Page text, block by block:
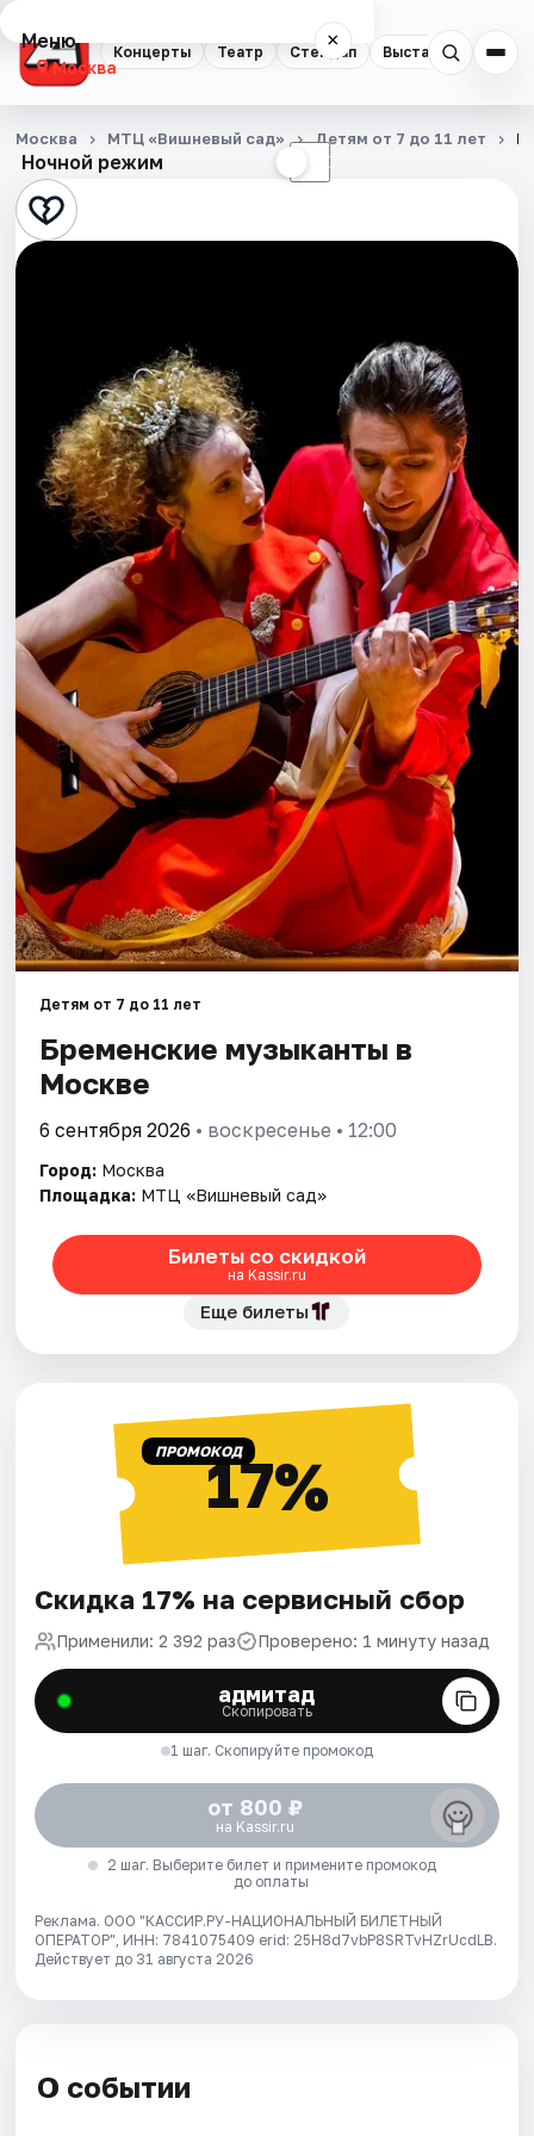
Концерты Театр Стендап Выставки
Меню ×
Москва
Концерты
Театр
Стендап
Экскурсии
Спорт
События
Города
Площадки
Артисты
Рейтинги
Ночной режим ☾
Москва МТЦ «Вишневый сад» Детям от 7 до 11 лет
Детям от 7 до 11 лет
Бременские музыканты в
Москве
6 сентября 2026 • воскресенье • 12:00
Город: Москва
Площадка: МТЦ «Вишневый сад»
Билеты со скидкой
на Kassir.ru
Еще билеты
ПРОМОКОД17%
Скидка 17% на сервисный сбор
Применили: 2 392 раз Проверено: 1 минуту назад
адмитад
Скопировать
1 шаг. Скопируйте промокод
от 800 ₽
на Kassir.ru
2 шаг. Выберите билет и примените промокод
до оплаты
Реклама. ООО "КАССИР.РУ-НАЦИОНАЛЬНЫЙ БИЛЕТНЫЙ
ОПЕРАТОР", ИНН: 7841075409 erid: 25H8d7vbP8SRTvHZrUcdLB.
Действует до 31 августа 2026
О событии